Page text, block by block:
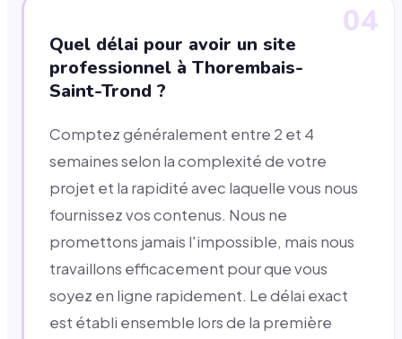
04
Quel délai pour avoir un site
professionnel à Thorembais-
Saint-Trond ?
Comptez généralement entre 2 et 4
semaines selon la complexité de votre
projet et la rapidité avec laquelle vous nous
fournissez vos contenus. Nous ne
promettons jamais l'impossible, mais nous
travaillons efficacement pour que vous
soyez en ligne rapidement. Le délai exact
est établi ensemble lors de la première